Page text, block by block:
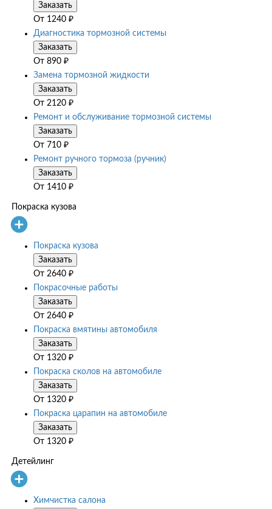
Заказать
От 1240 ₽
Диагностика тормозной системы
Заказать
От 890 ₽
Замена тормозной жидкости
Заказать
От 2120 ₽
Ремонт и обслуживание тормозной системы
Заказать
От 710 ₽
Ремонт ручного тормоза (ручник)
Заказать
От 1410 ₽
Покраска кузова
Покраска кузова
Заказать
От 2640 ₽
Покрасочные работы
Заказать
От 2640 ₽
Покраска вмятины автомобиля
Заказать
От 1320 ₽
Покраска сколов на автомобиле
Заказать
От 1320 ₽
Покраска царапин на автомобиле
Заказать
От 1320 ₽
Детейлинг
Химчистка салона